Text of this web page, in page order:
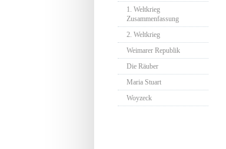
1. Weltkrieg
Zusammenfassung
2. Weltkrieg
Weimarer Republik
Die Räuber
Maria Stuart
Woyzeck